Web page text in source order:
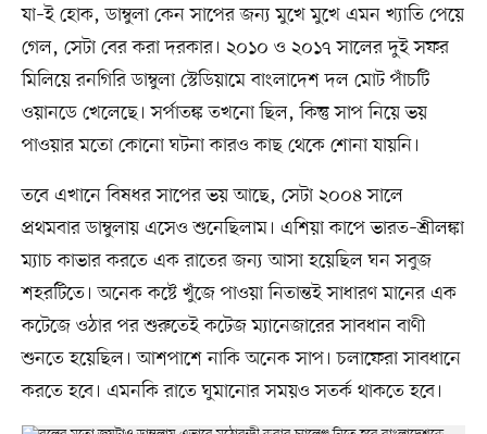
যা–ই হোক, ডাম্বুলা কেন সাপের জন্য মুখে মুখে এমন খ্যাতি পেয়ে
গেল, সেটা বের করা দরকার। ২০১০ ও ২০১৭ সালের দুই সফর
মিলিয়ে রনগিরি ডাম্বুলা স্টেডিয়ামে বাংলাদেশ দল মোট পাঁচটি
ওয়ানডে খেলেছে। সর্পাতঙ্ক তখনো ছিল, কিন্তু সাপ নিয়ে ভয়
পাওয়ার মতো কোনো ঘটনা কারও কাছ থেকে শোনা যায়নি।
তবে এখানে বিষধর সাপের ভয় আছে, সেটা ২০০৪ সালে
প্রথমবার ডাম্বুলায় এসেও শুনেছিলাম। এশিয়া কাপে ভারত–শ্রীলঙ্কা
ম্যাচ কাভার করতে এক রাতের জন্য আসা হয়েছিল ঘন সবুজ
শহরটিতে। অনেক কষ্টে খুঁজে পাওয়া নিতান্তই সাধারণ মানের এক
কটেজে ওঠার পর শুরুতেই কটেজ ম্যানেজারের সাবধান বাণী
শুনতে হয়েছিল। আশপাশে নাকি অনেক সাপ। চলাফেরা সাবধানে
করতে হবে। এমনকি রাতে ঘুমানোর সময়ও সতর্ক থাকতে হবে।